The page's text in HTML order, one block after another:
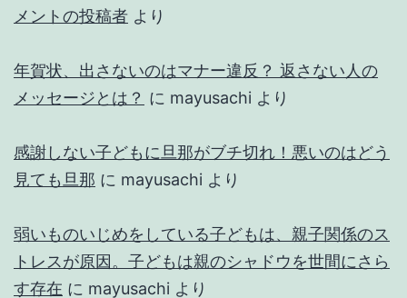
メントの投稿者 より
年賀状、出さないのはマナー違反？ 返さない人の
メッセージとは？ に mayusachi より
感謝しない子どもに旦那がブチ切れ！悪いのはどう
見ても旦那 に mayusachi より
弱いものいじめをしている子どもは、親子関係のス
トレスが原因。子どもは親のシャドウを世間にさら
す存在 に mayusachi より